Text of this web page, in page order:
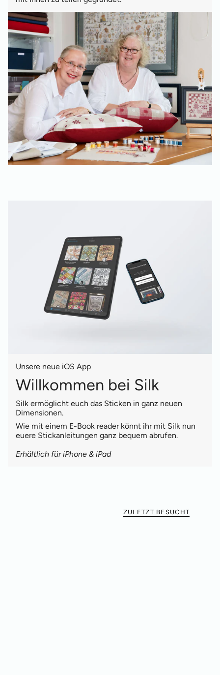
Unsere neue iOS App
Willkommen bei Silk
Silk ermöglicht euch das Sticken in ganz neuen
Dimensionen.
Wie mit einem E-Book reader könnt ihr mit Silk nun
euere Stickanleitungen ganz bequem abrufen.
Erhältlich für iPhone & iPad
ZULETZT BESUCHT